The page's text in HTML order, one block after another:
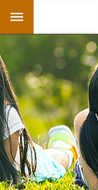
跳到主要內容區塊